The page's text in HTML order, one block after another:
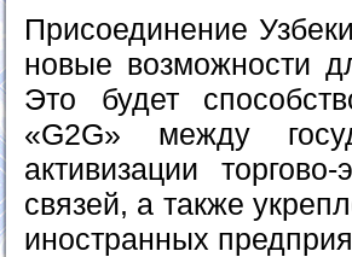
Присоединение
новые возможности
Это будет
«G2G» между
активизации
связей, а также
иностранных